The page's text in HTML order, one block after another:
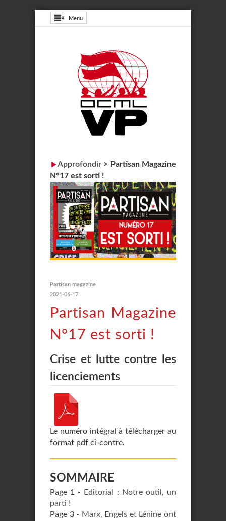
Menu
Approfondir > Partisan Magazine
N°17 est sorti !
Partisan magazine
2021-06-17
Partisan Magazine
N°17 est sorti !
Crise et lutte contre les
licenciements
Le numéro intégral à télécharger au
format pdf ci-contre.
SOMMAIRE
Page 1 -
Editorial : Notre outil, un
parti !
Page 3 - Marx, Engels et Lénine ont